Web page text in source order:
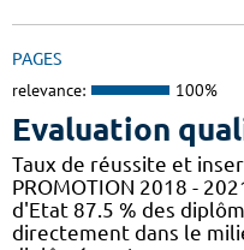
PAGES
relevance: 100%
Evaluation
Taux de réussite et
PROMOTION 2018 -
d'Etat 87.5 % des
directement dans le